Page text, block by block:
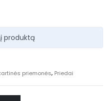
produktą
priemonės, Priedai